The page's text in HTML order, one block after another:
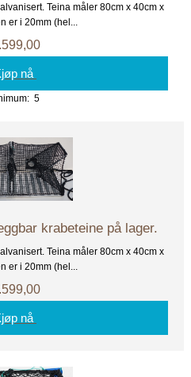
Teina måler 80cm x 40cm x
er i 20mm (hel...
nå
5
krabeteine på lager.
Teina måler 80cm x 40cm x
er i 20mm (hel...
nå